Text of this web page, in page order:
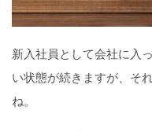
新入社員として会社に入
い状態が続きますが、そ
ね。